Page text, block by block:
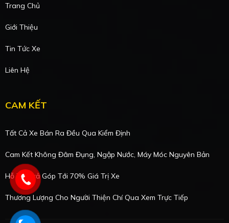
Trang Chủ
Giới Thiệu
Tin Tức Xe
Liên Hệ
CAM KẾT
Tất Cả Xe Bán Ra Đều Qua Kiểm Định
Cam Kết Không Đâm Đụng, Ngập Nước, Máy Móc Nguyên Bản
Hỗ Trợ Trả Góp Tới 70% Giá Trị Xe
Thương Lượng Cho Người Thiện Chí Qua Xem Trực Tiếp